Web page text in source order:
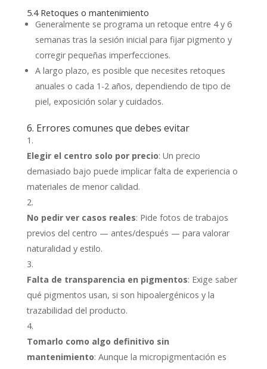
5.4 Retoques o mantenimiento
Generalmente se programa un retoque entre 4 y 6
semanas tras la sesión inicial para fijar pigmento y
corregir pequeñas imperfecciones.
A largo plazo, es posible que necesites retoques
anuales o cada 1-2 años, dependiendo de tipo de
piel, exposición solar y cuidados.
6. Errores comunes que debes evitar
Elegir el centro solo por precio: Un precio
demasiado bajo puede implicar falta de experiencia o
materiales de menor calidad.
No pedir ver casos reales: Pide fotos de trabajos
previos del centro — antes/después — para valorar
naturalidad y estilo.
Falta de transparencia en pigmentos: Exige saber
qué pigmentos usan, si son hipoalergénicos y la
trazabilidad del producto.
Tomarlo como algo definitivo sin
mantenimiento: Aunque la micropigmentación es